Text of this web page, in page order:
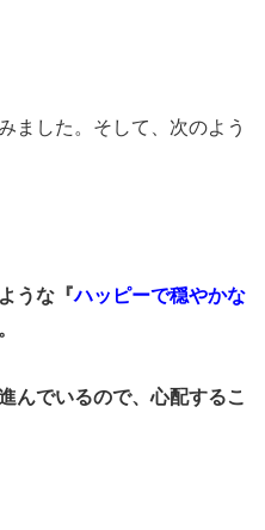
ました。そして、次のよう
うな『ハッピーで穏やかな
んでいるので、心配するこ